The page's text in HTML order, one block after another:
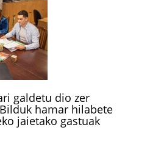
galdetu dio zer
hamar hilabete
jaietako gastuak